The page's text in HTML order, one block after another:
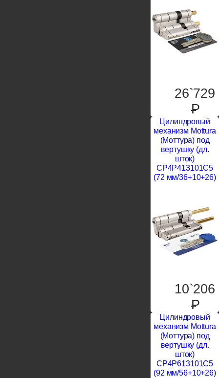
26`729
P
Цилиндровый
механизм Mottura
(Моттура) под
вертушку (дл.
шток)
CP4P413101C5
(72 мм/36+10+26)
10`206
P
Цилиндровый
механизм Mottura
(Моттура) под
вертушку (дл.
шток)
CP4P613101С5
(92 мм/56+10+26)